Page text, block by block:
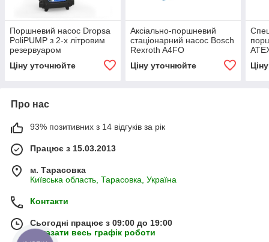
Поршневий насос Dropsa
PoliPUMP з 2-х літровим
резервуаром
Ціну уточнюйте
Аксіально-поршневий
стаціонарний насос Bosch
Rexroth A4FO
Ціну уточнюйте
Про нас
93% позитивних з 14 відгуків за рік
Працює з 15.03.2013
м. Тарасовка
Київська область, Тарасовка, Україна
Контакти
Сьогодні працює з 09:00 до 19:00
Показати весь графік роботи